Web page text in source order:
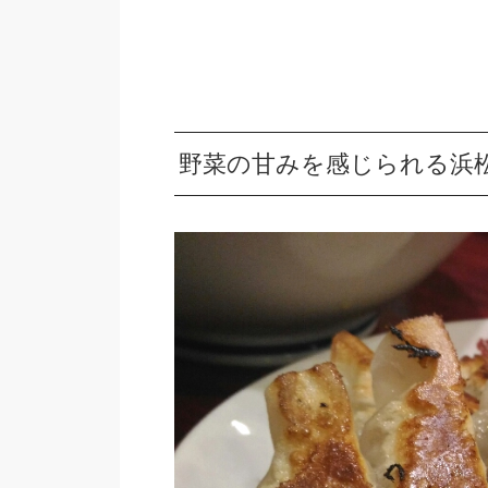
野菜の甘みを感じられる浜